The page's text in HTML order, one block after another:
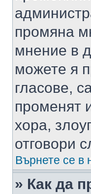
промяна
мнение в
можете я
гласове,
променят
хора,
отговори
Върнете се в
» Как да